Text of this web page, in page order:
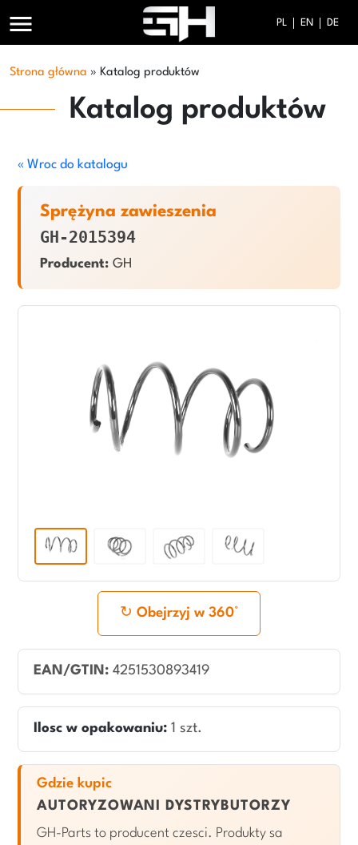
menu PL EN DE
Strona główna » Katalog produktów
Katalog produktów
« Wroc do katalogu
Sprężyna zawieszenia
GH-2015394
Producent: GH
Obejrzyj w 360°
EAN/GTIN: 4251530893419
Ilosc w opakowaniu: 1 szt.
Gdzie kupic
AUTORYZOWANI DYSTRYBUTORZY
GH-Parts to producent czesci. Produkty sa